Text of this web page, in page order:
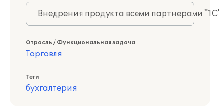
Внедрения продукта всеми партнерами
Отрасль / Функциональная задача
Торговля
Теги
бухгалтерия